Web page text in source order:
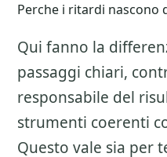
Perche i ritardi nascono
Qui fanno la
passaggi chiari,
responsabile del
strumenti coerenti
Questo vale sia per